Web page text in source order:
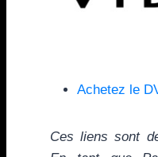
Achetez le
Ces liens sont